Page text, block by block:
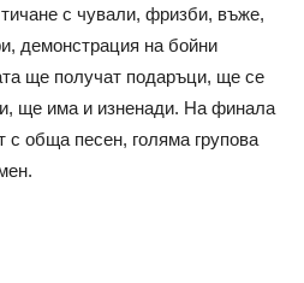
с чували, фризби, въже,
демонстрация на бойни
ще получат подаръци, ще се
ще има и изненади. На финала
обща песен, голяма групова